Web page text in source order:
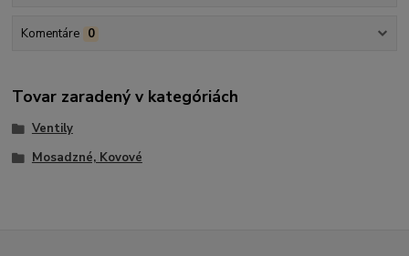
Komentáre 0
Tovar zaradený v kategóriách
Ventily
Mosadzné, Kovové